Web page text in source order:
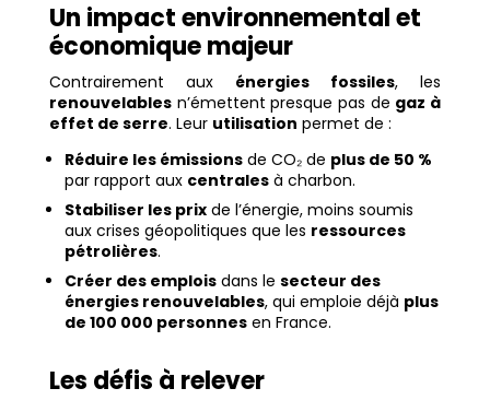
Un impact environnemental et
économique majeur
Contrairement aux énergies fossiles, les
renouvelablesn’émettent presque pas de gaz à
effet de serre. Leur utilisation permet de :
Réduire les émissionsde CO₂ de plus de 50 %
par rapport aux centralesà charbon.
Stabiliser les prixde l’énergie, moins soumis
aux crises géopolitiques que les ressources
pétrolières.
Créer des emploisdans le secteur des
énergies renouvelables, qui emploie déjà plus
de 100 000 personnesen France.
Les défis à relever